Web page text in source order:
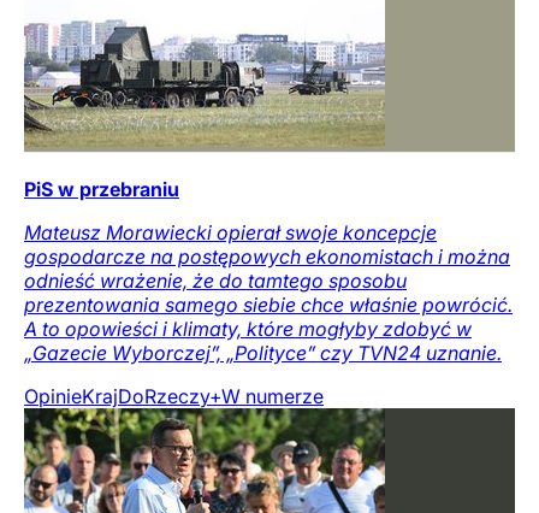
PiS w przebraniu
Mateusz Morawiecki opierał swoje koncepcje
gospodarcze na postępowych ekonomistach i można
odnieść wrażenie, że do tamtego sposobu
prezentowania samego siebie chce właśnie powrócić.
A to opowieści i klimaty, które mogłyby zdobyć w
„Gazecie Wyborczej”, „Polityce” czy TVN24 uznanie.
OpinieKrajDoRzeczy+W numerze